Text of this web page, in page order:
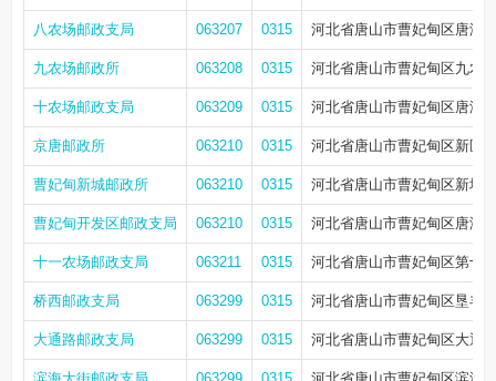
八农场邮政支局 063207 0315 河北省唐山市曹妃甸区唐海
九农场邮政所 063208 0315 河北省唐山市曹妃甸区九农
十农场邮政支局 063209 0315 河北省唐山市曹妃甸区唐海
京唐邮政所 063210 0315 河北省唐山市曹妃甸区新区
曹妃甸新城邮政所 063210 0315 河北省唐山市曹妃甸区新城
曹妃甸开发区邮政支局 063210 0315 河北省唐山市曹妃甸区唐海
十一农场邮政支局 063211 0315 河北省唐山市曹妃甸区第十
桥西邮政支局 063299 0315 河北省唐山市曹妃甸区垦丰
大通路邮政支局 063299 0315 河北省唐山市曹妃甸区大通